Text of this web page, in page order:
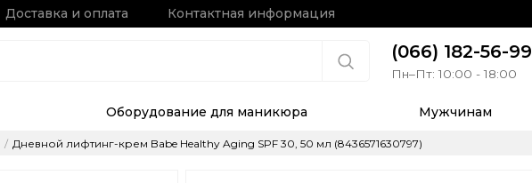
Доставка и оплата Контактная информация
(066) 182-56-99
Пн–Пт: 10:00 - 18:00
Оборудование для маникюра Мужчинам
Дневной лифтинг-крем Babe Healthy Aging SPF 30, 50 мл (8436571630797)